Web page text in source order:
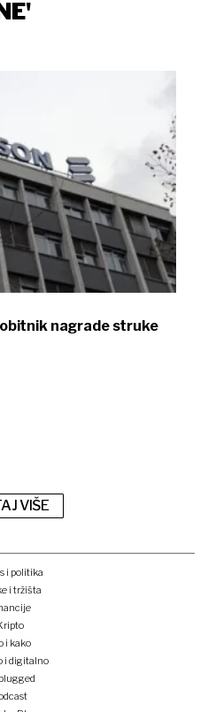
nagrade struke
VIŠE
i politika
i tržišta
i kako
i digitalno